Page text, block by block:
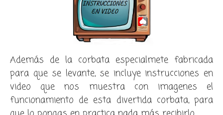
Además de la corbata especialmete fabricada
para que se levante, se incluye instrucciones en
video que nos muestra con imagenes el
funcionamiento de esta divertida corbata, para